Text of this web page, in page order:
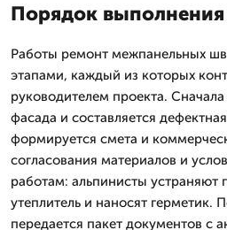
Порядок выполнения
Работы ремонт межпанельных
этапами, каждый из которых
руководителем проекта.
фасада и составляется
формируется смета и
согласования материалов и
работам: альпинисты
утеплитель и наносят герметик.
передается пакет документов с